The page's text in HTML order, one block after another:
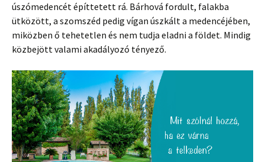
úszómedencét építtetett rá. Bárhová fordult, falakba
ütközött, a szomszéd pedig vígan úszkált a medencéjében,
miközben ő tehetetlen és nem tudja eladni a földet. Mindig
közbejött valami akadályozó tényező.